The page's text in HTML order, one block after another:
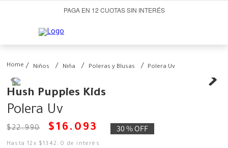
PAGA EN 12 CUOTAS SIN INTERÉS
Niños Niña Poleras y Blusas Polera Uv
Hush Puppies Kids
Polera Uv
$22.990 $16 . 093 30 %OFF
Hasta12 x $1342 ,0 de interés